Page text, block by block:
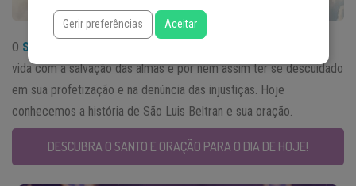
O Santo do Dia
vida com a salvação das almas e por nem assim ter se descuidado
em sua profetização e na denúncia das injustiças. Hoje
conhecemos a história de São Luis Beltran e sua oração.
DESCUBRA O SANTO E ORAÇÃO PARA O DIA DE HOJE!
Gerir preferências Aceitar